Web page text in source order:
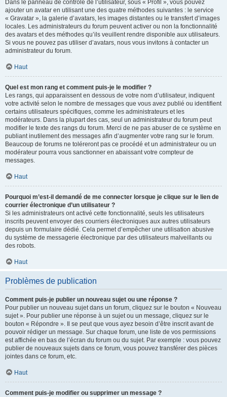
Dans le panneau de contrôle de l’utilisateur, sous « Profil », vous pouvez
ajouter un avatar en utilisant une des quatre méthodes suivantes : le service
« Gravatar », la galerie d’avatars, les images distantes ou le transfert d’images
locales. Les administrateurs du forum peuvent activer ou non la fonctionnalité
des avatars et des méthodes qu’ils veuillent rendre disponible aux utilisateurs.
Si vous ne pouvez pas utiliser d’avatars, nous vous invitons à contacter un
administrateur du forum.
Haut
Quel est mon rang et comment puis-je le modifier ?
Les rangs, qui apparaissent en dessous de votre nom d’utilisateur, indiquent
votre activité selon le nombre de messages que vous avez publié ou identifient
certains utilisateurs spécifiques, comme les administrateurs et les
modérateurs. Dans la plupart des cas, seul un administrateur du forum peut
modifier le texte des rangs du forum. Merci de ne pas abuser de ce système en
publiant inutilement des messages afin d’augmenter votre rang sur le forum.
Beaucoup de forums ne toléreront pas ce procédé et un administrateur ou un
modérateur pourra vous sanctionner en abaissant votre compteur de
messages.
Haut
Pourquoi m’est-il demandé de me connecter lorsque je clique sur le lien de
courrier électronique d’un utilisateur ?
Si les administrateurs ont activé cette fonctionnalité, seuls les utilisateurs
inscrits peuvent envoyer des courriers électroniques aux autres utilisateurs
depuis un formulaire dédié. Cela permet d’empêcher une utilisation abusive
du système de messagerie électronique par des utilisateurs malveillants ou
des robots.
Haut
Problèmes de publication
Comment puis-je publier un nouveau sujet ou une réponse ?
Pour publier un nouveau sujet dans un forum, cliquez sur le bouton « Nouveau
sujet ». Pour publier une réponse à un sujet ou un message, cliquez sur le
bouton « Répondre ». Il se peut que vous ayez besoin d’être inscrit avant de
pouvoir rédiger un message. Sur chaque forum, une liste de vos permissions
est affichée en bas de l’écran du forum ou du sujet. Par exemple : vous pouvez
publier de nouveaux sujets dans ce forum, vous pouvez transférer des pièces
jointes dans ce forum, etc.
Haut
Comment puis-je modifier ou supprimer un message ?